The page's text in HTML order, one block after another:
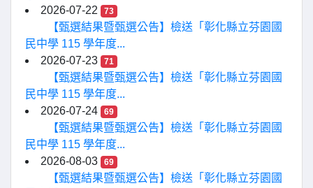
2026-07-22
73
【甄選結果暨甄選公告】檢送「彰化縣立芬園國
民中學 115 學年度...
2026-07-23
71
【甄選結果暨甄選公告】檢送「彰化縣立芬園國
民中學 115 學年度...
2026-07-24
69
【甄選結果暨甄選公告】檢送「彰化縣立芬園國
民中學 115 學年度...
2026-08-03
69
【甄選結果暨甄選公告】檢送「彰化縣立芬園國